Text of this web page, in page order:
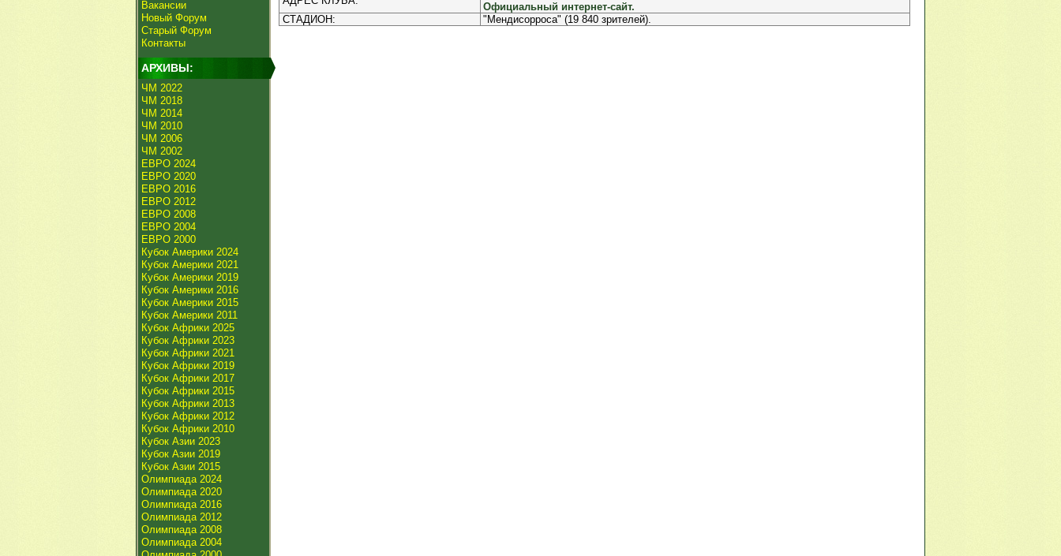
Вакансии
Новый Форум
Старый Форум
Контакты
АРХИВЫ:
ЧМ 2022
ЧМ 2018
ЧМ 2014
ЧМ 2010
ЧМ 2006
ЧМ 2002
ЕВРО 2024
ЕВРО 2020
ЕВРО 2016
ЕВРО 2012
ЕВРО 2008
ЕВРО 2004
ЕВРО 2000
Кубок Америки 2024
Кубок Америки 2021
Кубок Америки 2019
Кубок Америки 2016
Кубок Америки 2015
Кубок Америки 2011
Кубок Африки 2025
Кубок Африки 2023
Кубок Африки 2021
Кубок Африки 2019
Кубок Африки 2017
Кубок Африки 2015
Кубок Африки 2013
Кубок Африки 2012
Кубок Африки 2010
Кубок Азии 2023
Кубок Азии 2019
Кубок Азии 2015
Олимпиада 2024
Олимпиада 2020
Олимпиада 2016
Олимпиада 2012
Олимпиада 2008
Олимпиада 2004
Официальный интернет-сайт.
СТАДИОН:
"Мендисорроса" (19 840 зрителей).